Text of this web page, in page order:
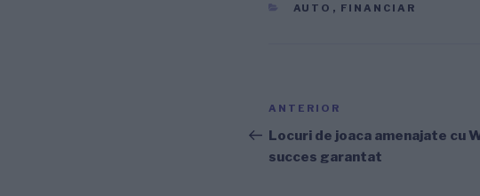
CATEGORII
AUTO , FINANCIAR
Navigare
în
articole
Articolul
anterior
ANTERIOR
Locuri de joaca amenajate cu
succes garantat